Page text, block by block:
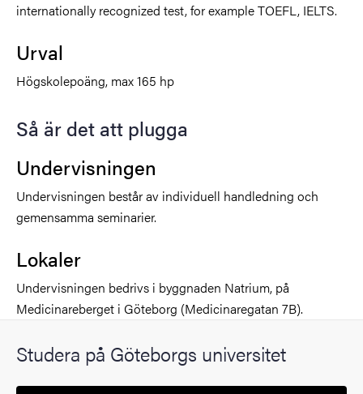
internationally recognized test, for example TOEFL, IELTS.
Urval
Högskolepoäng, max 165 hp
Så är det att plugga
Undervisningen
Undervisningen består av individuell handledning och
gemensamma seminarier.
Lokaler
Undervisningen bedrivs i byggnaden Natrium, på
Medicinareberget i Göteborg (Medicinaregatan 7B).
Studera på Göteborgs universitet